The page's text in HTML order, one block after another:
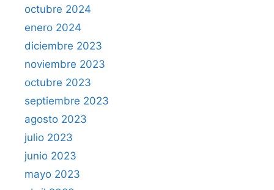
octubre 2024
enero 2024
diciembre 2023
noviembre 2023
octubre 2023
septiembre 2023
agosto 2023
julio 2023
junio 2023
mayo 2023